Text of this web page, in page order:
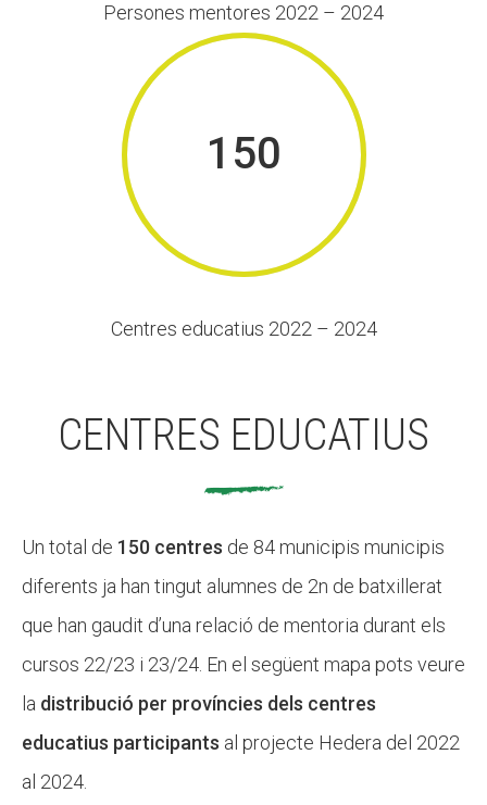
Persones mentores 2022 – 2024
150
Centres educatius 2022 – 2024
CENTRES EDUCATIUS
Un total de 150 centres de 84 municipis municipis
diferents ja han tingut alumnes de 2n de batxillerat
que han gaudit d’una relació de mentoria durant els
cursos 22/23 i 23/24. En el següent mapa pots veure
la distribució per províncies dels centres
educatius participants al projecte Hedera del 2022
al 2024.